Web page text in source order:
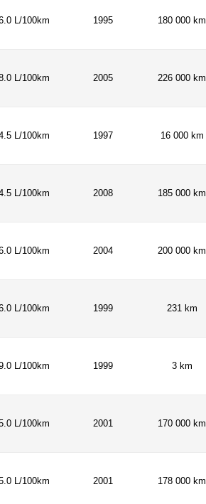
L/100km 1995 180 000 km
L/100km 2005 226 000 km
L/100km 1997 16 000 km
L/100km 2008 185 000 km
L/100km 2004 200 000 km
L/100km 1999 231 km
L/100km 1999 3 km
L/100km 2001 170 000 km
L/100km 2001 178 000 km